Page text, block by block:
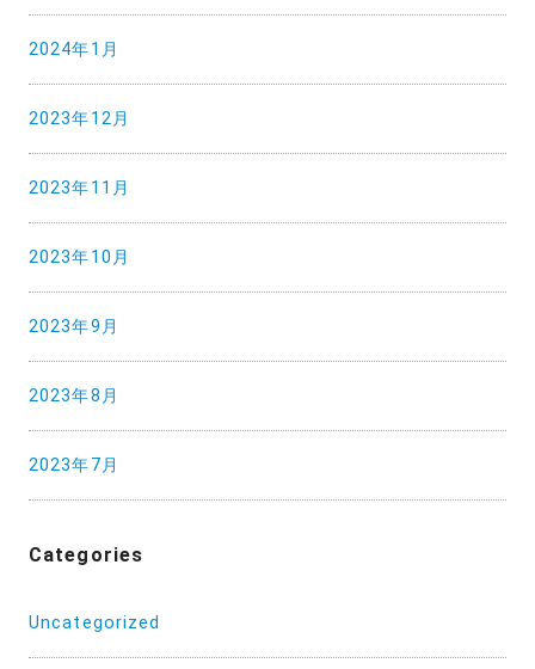
2024年1月
2023年12月
2023年11月
2023年10月
2023年9月
2023年8月
2023年7月
Categories
Uncategorized